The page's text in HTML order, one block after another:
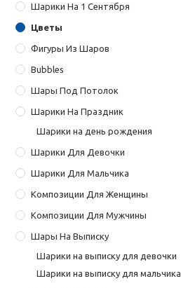
Шарики На 1 Сентября
Цветы
Фигуры Из Шаров
Bubbles
Шары Под Потолок
Шарики На Праздник
Шарики на день рождения
Шарики Для Девочки
Шарики Для Мальчика
Композиции Для Женщины
Композиции Для Мужчины
Шары На Выписку
Шарики на выписку для девочки
Шарики на выписку для мальчика